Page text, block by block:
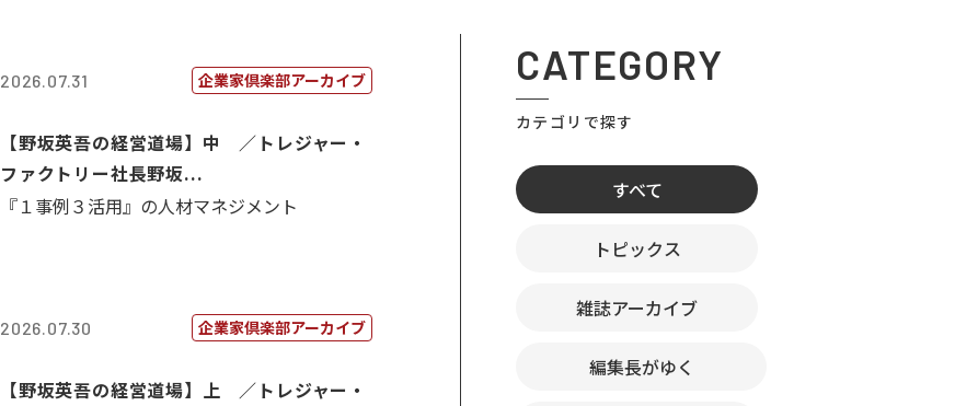
2026.07.31 企業家倶楽部アーカイブ
【野坂英吾の経営道場】中 ／トレジャー・
ファクトリー社長野坂...
『１事例３活用』の人材マネジメント
2026.07.30 企業家倶楽部アーカイブ
【野坂英吾の経営道場】上 ／トレジャー・
CATEGORY
カテゴリで探す
すべて
トピックス
雑誌アーカイブ
編集長がゆく